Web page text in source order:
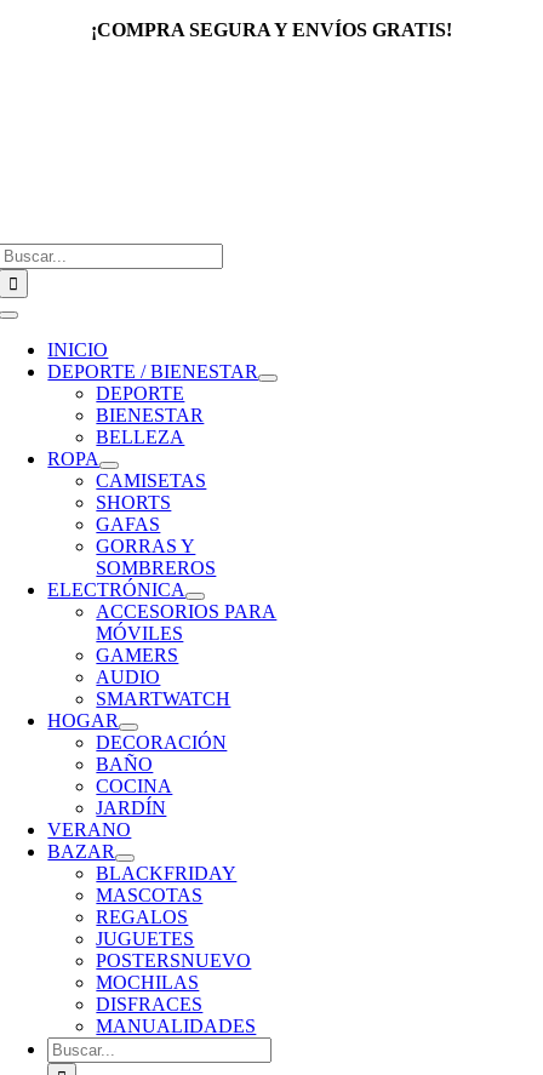
¡COMPRA SEGURA Y ENVÍOS GRATIS!
Toggle
Navigation
INICIO
DEPORTE / BIENESTAR
DEPORTE
BIENESTAR
BELLEZA
ROPA
CAMISETAS
SHORTS
GAFAS
GORRAS Y
SOMBREROS
ELECTRÓNICA
ACCESORIOS PARA
MÓVILES
GAMERS
AUDIO
SMARTWATCH
HOGAR
DECORACIÓN
BAÑO
COCINA
JARDÍN
VERANO
BAZAR
BLACKFRIDAY
MASCOTAS
REGALOS
JUGUETES
POSTERSNUEVO
MOCHILAS
DISFRACES
MANUALIDADES
Buscar: